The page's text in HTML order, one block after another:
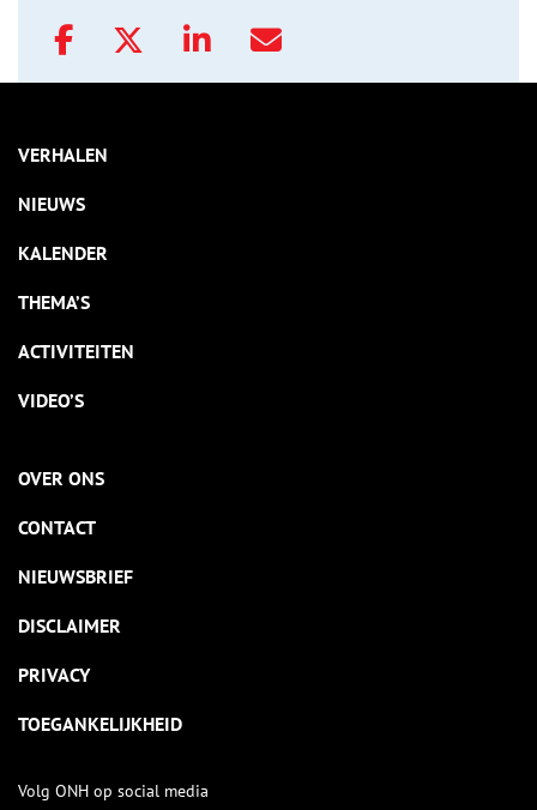
VERHALEN
NIEUWS
KALENDER
THEMA’S
ACTIVITEITEN
VIDEO’S
OVER ONS
CONTACT
NIEUWSBRIEF
DISCLAIMER
PRIVACY
TOEGANKELIJKHEID
Volg ONH op social media